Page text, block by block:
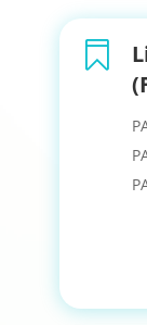
